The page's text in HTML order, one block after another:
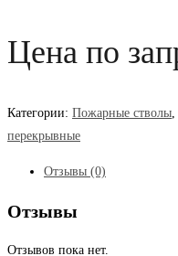
Цена по
Категории: Пожарные стволы
перекрывные
Отзывы (0)
Отзывы
Отзывов пока нет.